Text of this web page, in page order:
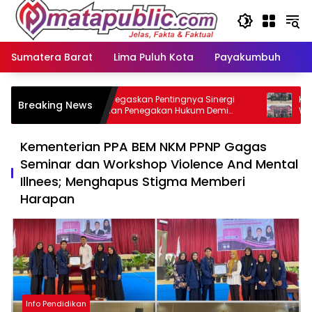
Langsung
konten
Sumatera Barat
Lima Puluh Kota Payakumbuh
Breaking NewsGMOCT Tegaskan Pentingnya Sinergi
Media dan Penegakan Hukum Demi
Masa Depan Kabupaten Limapuluh Kota
Koramil
Warga
Kementerian PPA BEM NKM PPNP Gagas
Seminar dan Workshop Violence And Mental
Illnees; Menghapus Stigma Memberi
Harapan
Info Pendidikan